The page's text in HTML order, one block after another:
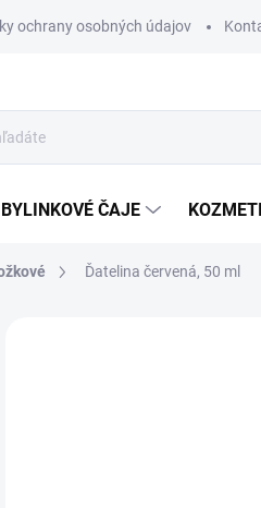
ochrany osobných údajov
BYLINKOVÉ ČAJE
Ďatelina červená, 50 ml